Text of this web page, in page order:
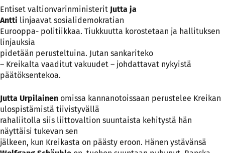
Entiset valtionvarinministerit Jutta ja
Antti linjaavat sosialidemokratian
Eurooppa- politiikkaa. Tiukkuutta korostetaan ja hallituksen
linjauksia
pidetään perusteltuina. Jutan sankariteko
– Kreikalta vaaditut vakuudet – johdattavat nykyistä
päätöksentekoa.
Jutta Urpilainen omissa kannanotoissaan perustelee Kreikan
ulospistämistä tiivistyvällä
rahaliitolla siis liittovaltion suuntaista kehitystä hän
näyttäisi tukevan sen
jälkeen, kun Kreikasta on päästy eroon. Hänen ystävänsä